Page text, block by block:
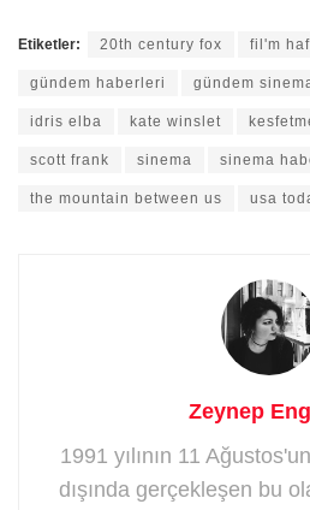
Etiketler: 20th century fox fil'm
gündem haberleri gündem
idris elba kate winslet
scott frank sinema sinema
the mountain between us usa
Zeynep
1991 yılının 11
dışında gerçekleşen bu